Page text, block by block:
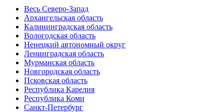
Весь Северо-Запад
Архангельская область
Калининградская область
Вологодская область
Ненецкий автономный округ
Ленинградская область
Мурманская область
Новгородская область
Псковская область
Республика Карелия
Республика Коми
Санкт-Петербург